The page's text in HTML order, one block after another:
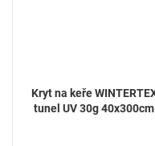
Kryt na keře WINTERTEX
tunel UV 30g 40x300cm